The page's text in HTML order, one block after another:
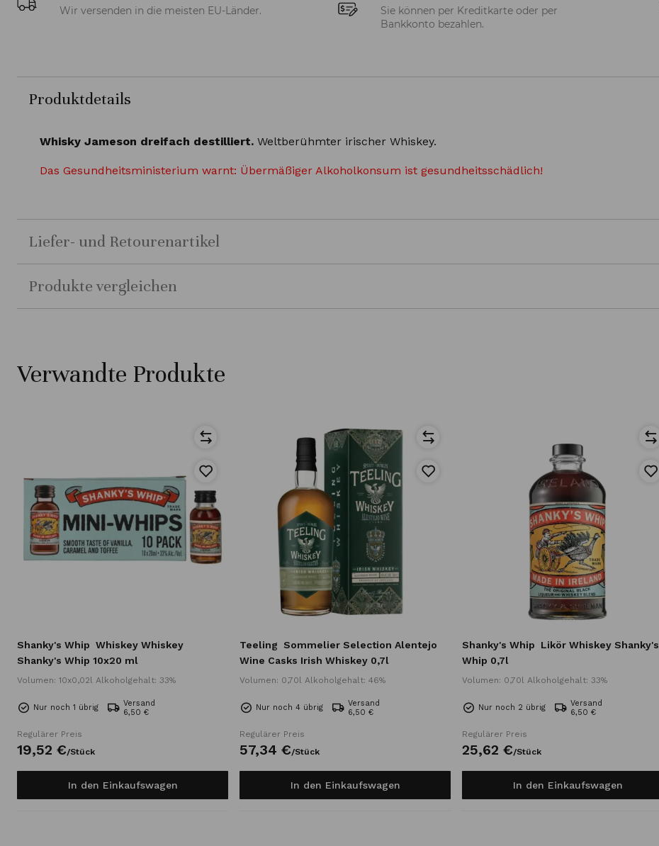
Wir versenden in die meisten EU-Länder.
Sie können per Kreditkarte oder per
Bankkonto bezahlen.
Produktdetails
Whisky Jameson dreifach destilliert.Weltberühmter irischer Whiskey.
Das Gesundheitsministerium warnt: Übermäßiger Alkoholkonsum ist gesundheitsschädlich!
Liefer- und Retourenartikel
Produkte vergleichen
Verwandte Produkte
Shanky's Whip Whiskey Whiskey
Shanky's Whip 10x20 ml
Volumen: 10x0,02l Alkoholgehalt: 33%
Nur noch 1 übrig
Versand
6,50 €
Regulärer Preis
19,52 €/Stück
In den Einkaufswagen
Teeling Sommelier Selection Alentejo
Wine Casks Irish Whiskey 0,7l
Volumen: 0,70l Alkoholgehalt: 46%
Nur noch 4 übrig
Versand
6,50 €
Regulärer Preis
57,34 €/Stück
In den Einkaufswagen
Shanky's Whip
Likör Whiskey Shanky's
Whip 0,7l
Volumen: 0,70l Alkoholgehalt: 33%
Nur noch 2 übrig
Versand
6,50 €
Regulärer Preis
25,62 €/Stück
In den Einkaufswagen